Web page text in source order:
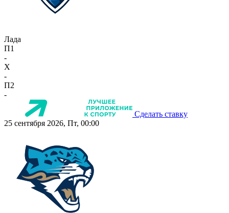
Лада
П1
-
X
-
П2
-
Сделать ставку
25 сентября 2026, Пт, 00:00